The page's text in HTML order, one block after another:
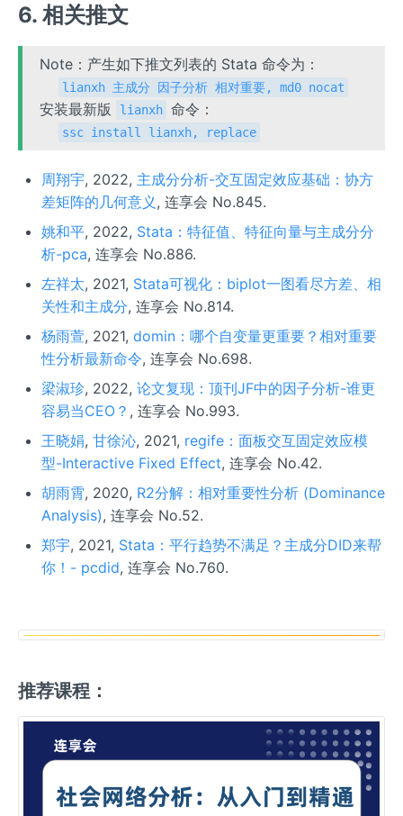
6. 相关推文
Note：产生如下推文列表的 Stata 命令为：
lianxh 主成分 因子分析 相对重要, md0 nocat
安装最新版 lianxh 命令：
ssc install lianxh, replace
周翔宇, 2022, 主成分分析-交互固定效应基础：协方
差矩阵的几何意义 , 连享会 No.845.
姚和平, 2022, Stata：特征值、特征向量与主成分分
析-pca, 连享会 No.886.
左祥太, 2021, Stata可视化：biplot一图看尽方差、相
关性和主成分, 连享会 No.814.
杨雨萱, 2021, domin：哪个自变量更重要？相对重要
性分析最新命令, 连享会 No.698.
梁淑珍, 2022, 论文复现：顶刊JF中的因子分析-谁更
容易当CEO？ , 连享会 No.993.
王晓娟, 甘徐沁, 2021, regife：面板交互固定效应模
型-Interactive Fixed Effect, 连享会 No.42.
胡雨霄, 2020, R2分解：相对重要性分析 (Dominance
Analysis), 连享会 No.52.
郑宇, 2021, Stata：平行趋势不满足？主成分DID来帮
你！- pcdid, 连享会 No.760.
推荐课程：